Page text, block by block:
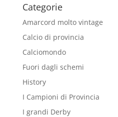
Categorie
Amarcord molto vintage
Calcio di provincia
Calciomondo
Fuori dagli schemi
History
I Campioni di Provincia
I grandi Derby